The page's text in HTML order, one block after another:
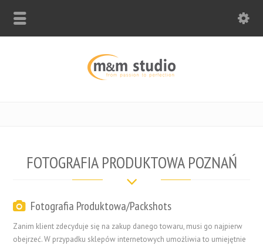
FOTOGRAFIA PRODUKTOWA POZNAŃ
Fotografia Produktowa/Packshots
Zanim klient zdecyduje się na zakup danego towaru, musi go najpierw
obejrzeć. W przypadku sklepów internetowych umożliwia to umiejętnie